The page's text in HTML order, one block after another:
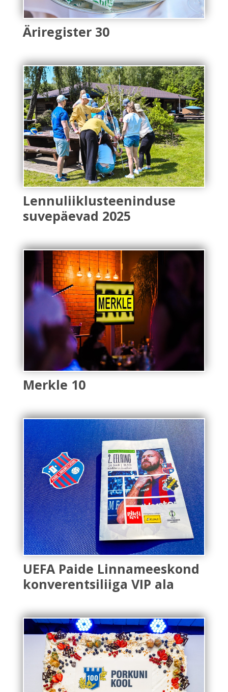
Äriregister 30
Lennuliiklusteeninduse
suvepäevad 2025
Merkle 10
UEFA Paide Linnameeskond
konverentsiliiga VIP ala